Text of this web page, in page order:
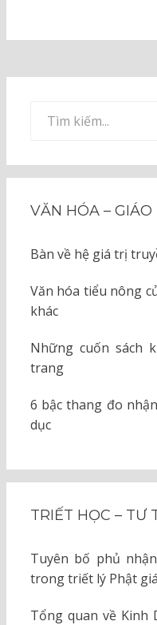
kiếm
VĂN HÓA – GIÁO
Bàn về hệ giá trị
Văn hóa tiểu nông
khác
Những cuốn sách
trang
6 bậc thang đo
dục
TRIẾT HỌC – TƯ
Tuyên bố phủ
trong triết lý Phật
Tổng quan về Kinh